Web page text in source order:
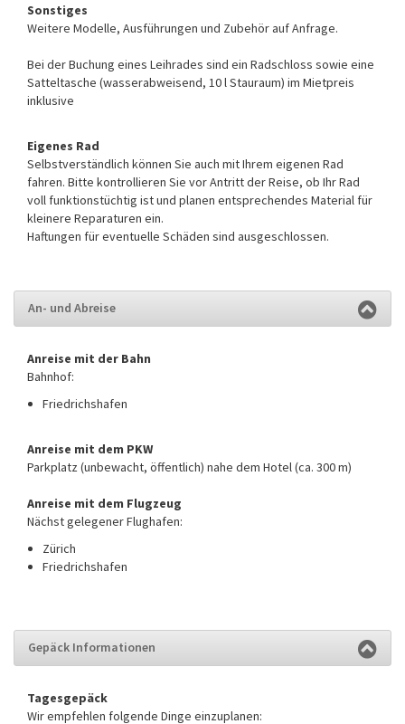
Sonstiges
Weitere Modelle, Ausführungen und Zubehör auf Anfrage.
Bei der Buchung eines Leihrades sind ein Radschloss sowie eine
Satteltasche (wasserabweisend, 10 l Stauraum) im Mietpreis
inklusive
Eigenes Rad
Selbstverständlich können Sie auch mit Ihrem eigenen Rad
fahren. Bitte kontrollieren Sie vor Antritt der Reise, ob Ihr Rad
voll funktionstüchtig ist und planen entsprechendes Material für
kleinere Reparaturen ein.
Haftungen für eventuelle Schäden sind ausgeschlossen.
An- und Abreise
Anreise mit der Bahn
Bahnhof:
Friedrichshafen
Anreise mit dem PKW
Parkplatz (unbewacht, öffentlich) nahe dem Hotel (ca. 300 m)
Anreise mit dem Flugzeug
Nächst gelegener Flughafen:
Zürich
Friedrichshafen
Gepäck Informationen
Tagesgepäck
Wir empfehlen folgende Dinge einzuplanen: